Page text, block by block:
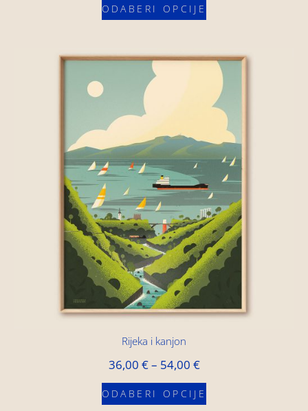
ODABERI OPCIJE
Rijeka i kanjon
36,00 €– 54,00 €
ODABERI OPCIJE